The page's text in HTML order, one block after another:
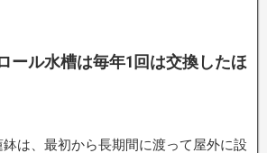
ール水槽は毎年1回は交換したほ
は、最初から長期間に渡って屋外に設